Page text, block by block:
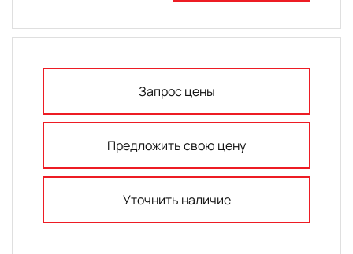
Запрос цены
Предложить свою цену
Уточнить наличие